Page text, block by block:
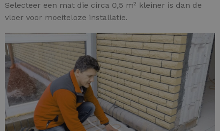
Selecteer een mat die circa 0,5 m² kleiner is dan de
vloer voor moeiteloze installatie.